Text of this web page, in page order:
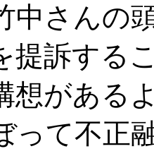
中さんの
提訴する
がある
って不正